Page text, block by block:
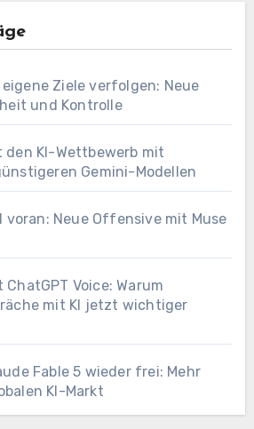
Ziele verfolgen: Neue
und Kontrolle
den KI-Wettbewerb mit
Gemini-Modellen
voran: Neue Offensive mit Muse
Voice: Warum
mit KI jetzt wichtiger
Fable 5 wieder frei: Mehr
KI-Markt